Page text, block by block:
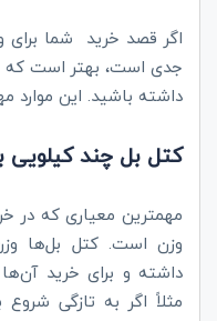
اگر قصد خرید شما برای
جدی است، بهتر است که
داشته باشید. این موارد
کتل بل چند کیلویی
مهمترین معیاری که در
وزن است. کتل بل‌ها
داشته و برای خرید
مثلاً اگر به تازگی